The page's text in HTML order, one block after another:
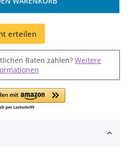
erteilen
Raten zahlen? Weitere